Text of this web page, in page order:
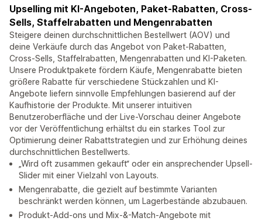
Upselling mit KI-Angeboten, Paket-Rabatten, Cross-
Sells, Staffelrabatten und Mengenrabatten
Steigere deinen durchschnittlichen Bestellwert (AOV) und
deine Verkäufe durch das Angebot von Paket-Rabatten,
Cross-Sells, Staffelrabatten, Mengenrabatten und KI-Paketen.
Unsere Produktpakete fördern Käufe, Mengenrabatte bieten
größere Rabatte für verschiedene Stückzahlen und KI-
Angebote liefern sinnvolle Empfehlungen basierend auf der
Kaufhistorie der Produkte. Mit unserer intuitiven
Benutzeroberfläche und der Live-Vorschau deiner Angebote
vor der Veröffentlichung erhältst du ein starkes Tool zur
Optimierung deiner Rabattstrategien und zur Erhöhung deines
durchschnittlichen Bestellwerts.
„Wird oft zusammen gekauft“ oder ein ansprechender Upsell-
Slider mit einer Vielzahl von Layouts.
Mengenrabatte, die gezielt auf bestimmte Varianten
beschränkt werden können, um Lagerbestände abzubauen.
Produkt-Add-ons und Mix-&-Match-Angebote mit